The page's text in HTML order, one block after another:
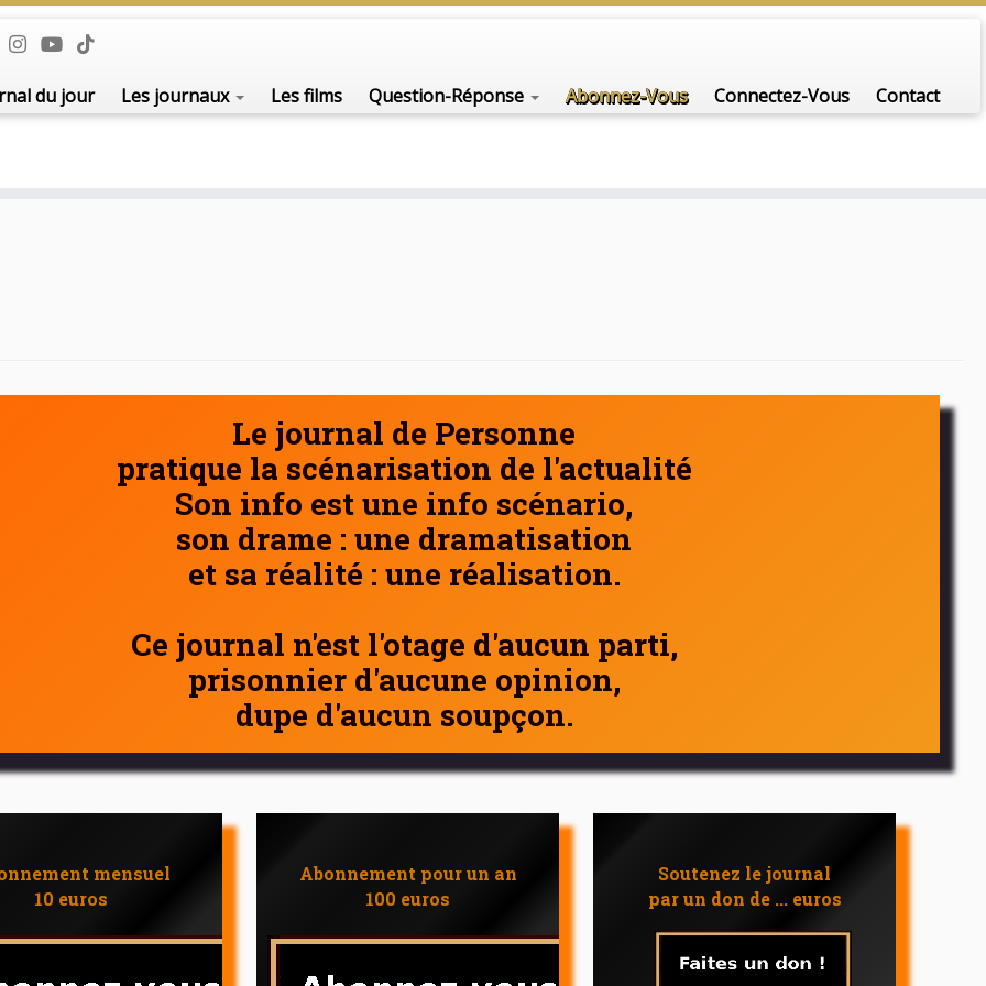
du jour Les journaux Les films Question-Réponse Abonnez-Vous Connectez-Vous Contact
Le journal de Personne
pratique la scénarisation de l'actualité
Son info est une info scénario,
son drame : une dramatisation
et sa réalité : une réalisation.
Ce journal n'est l'otage d'aucun parti,
prisonnier d'aucune opinion,
dupe d'aucun soupçon.
mensuel
10 euros
Abonnement pour un an
100 euros
Soutenez le journal
par un don de ... euros